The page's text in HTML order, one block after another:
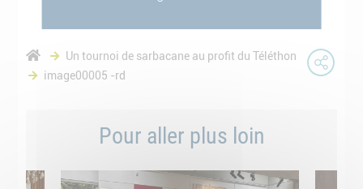
Un tournoi de sarbacane au profit du Téléthon
image00005 -rd
Pour aller plus loin